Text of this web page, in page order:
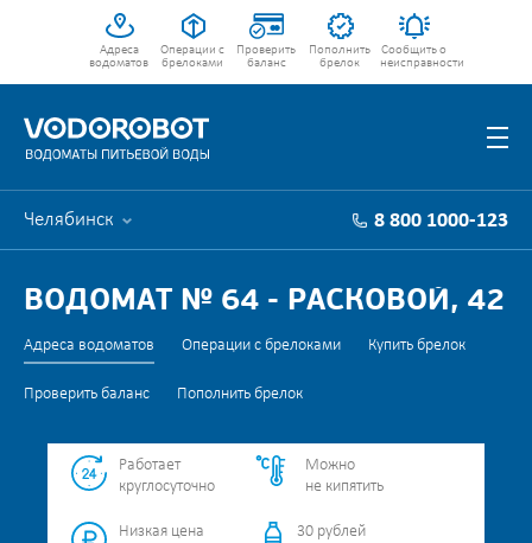
Адреса
водоматов
Операции с
брелоками
Проверить
баланс
Пополнить
брелок
Сообщить о
неисправности
Челябинск 8 800 1000-123
ВОДОМАТ № 64 - РАСКОВОЙ, 42
Адреса водоматов Операции с брелоками Купить брелок
Проверить баланс Пополнить брелок
Работает
круглосуточно
Можно
не кипятить
Низкая цена
30 рублей